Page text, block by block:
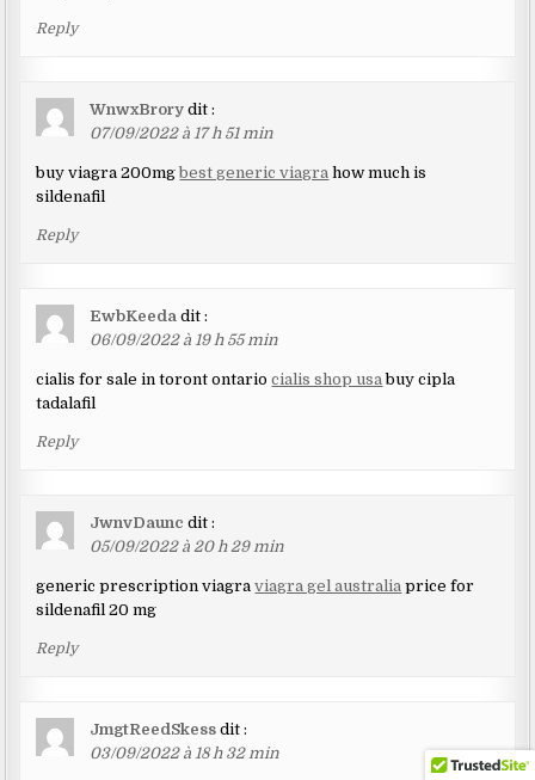
Reply
WnwxBrory dit :
07/09/2022 à 17 h 51 min
buy viagra 200mgbest generic viagra how much is
sildenafil
Reply
EwbKeeda dit :
06/09/2022 à 19 h 55 min
cialis for sale in toront ontariocialis shop usa buy cipla
tadalafil
Reply
JwnvDaunc dit :
05/09/2022 à 20 h 29 min
generic prescription viagraviagra gel australia price for
sildenafil 20 mg
Reply
JmgtReedSkess dit :
03/09/2022 à 18 h 32 min